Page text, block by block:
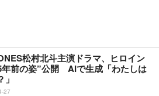
松村北斗主演ドラマ、ヒロイン
年前の姿”公開 AIで生成「わたしは
27